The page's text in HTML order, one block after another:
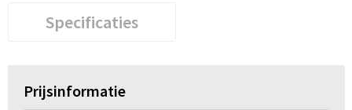
Specificaties
Prijsinformatie